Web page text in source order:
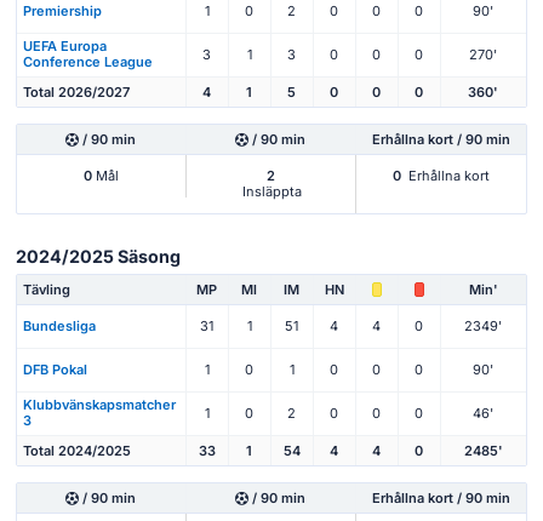
Premiership 1 0 2 0 0 0 90'
UEFA Europa
Conference League
3 1 3 0 0 0 270'
Total 2026/2027 4 1 5 0 0 0 360'
/ 90 min / 90 min Erhållna kort / 90 min
0Mål
2
Insläppta
0 Erhållna kort
2024/2025 Säsong
Tävling MP Ml IM HN Min'
Bundesliga 31 1 51 4 4 0 2349'
DFB Pokal 1 0 1 0 0 0 90'
Klubbvänskapsmatcher
3
1 0 2 0 0 0 46'
Total 2024/2025 33 1 54 4 4 0 2485'
/ 90 min / 90 min Erhållna kort / 90 min